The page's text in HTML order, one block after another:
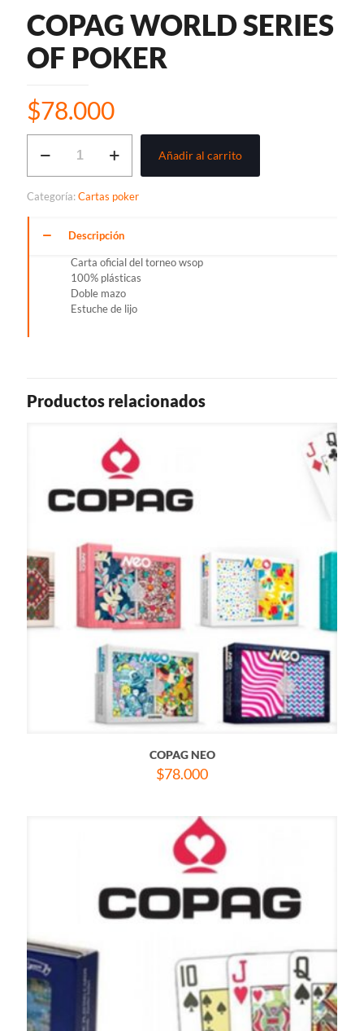
COPAG WORLD SERIES
OF POKER
$78.000
WORLD
POKER
cantidad
Añadir al carrito
Categoría:Cartas poker
Descripción
Carta oficial del torneo wsop
100% plásticas
Doble mazo
Estuche de lijo
Productos relacionados
COPAG NEO
$78.000